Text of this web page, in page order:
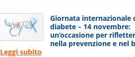
Giornata internazionale
diabete – 14 novembre:
un’occasione per
nella prevenzione e nel
Leggi subito